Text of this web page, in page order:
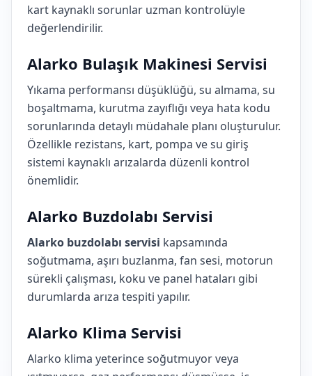
kart kaynaklı sorunlar uzman kontrolüyle
değerlendirilir.
Alarko Bulaşık Makinesi Servisi
Yıkama performansı düşüklüğü, su almama, su
boşaltmama, kurutma zayıflığı veya hata kodu
sorunlarında detaylı müdahale planı oluşturulur.
Özellikle rezistans, kart, pompa ve su giriş
sistemi kaynaklı arızalarda düzenli kontrol
önemlidir.
Alarko Buzdolabı Servisi
Alarko buzdolabı servisi kapsamında
soğutmama, aşırı buzlanma, fan sesi, motorun
sürekli çalışması, koku ve panel hataları gibi
durumlarda arıza tespiti yapılır.
Alarko Klima Servisi
Alarko klima yeterince soğutmuyor veya